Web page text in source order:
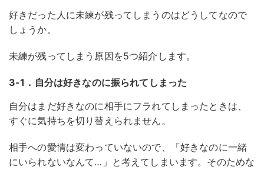
好きだった人に未練が残ってしまうのはどうしてなので
しょうか。
未練が残ってしまう原因を5つ紹介します。
3-1．自分は好きなのに振られてしまった
自分はまだ好きなのに相手にフラれてしまったときは、
すぐに気持ちを切り替えられません。
相手への愛情は変わっていないので、「好きなのに一緒
にいられないなんて…」と考えてしまいます。そのためな